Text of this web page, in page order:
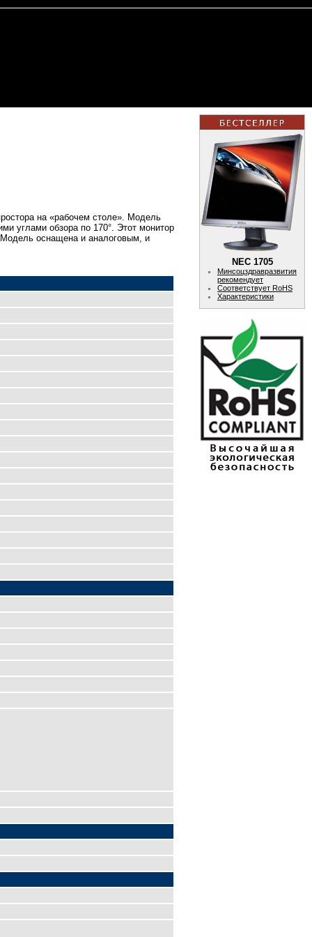
на «рабочем столе». Модель
углами обзора по 170°. Этот монитор
Модель оснащена и аналоговым, и
NEC 1705
Минсоцздравразвития
рекомендует
Соответствует RoHS
Характеристики